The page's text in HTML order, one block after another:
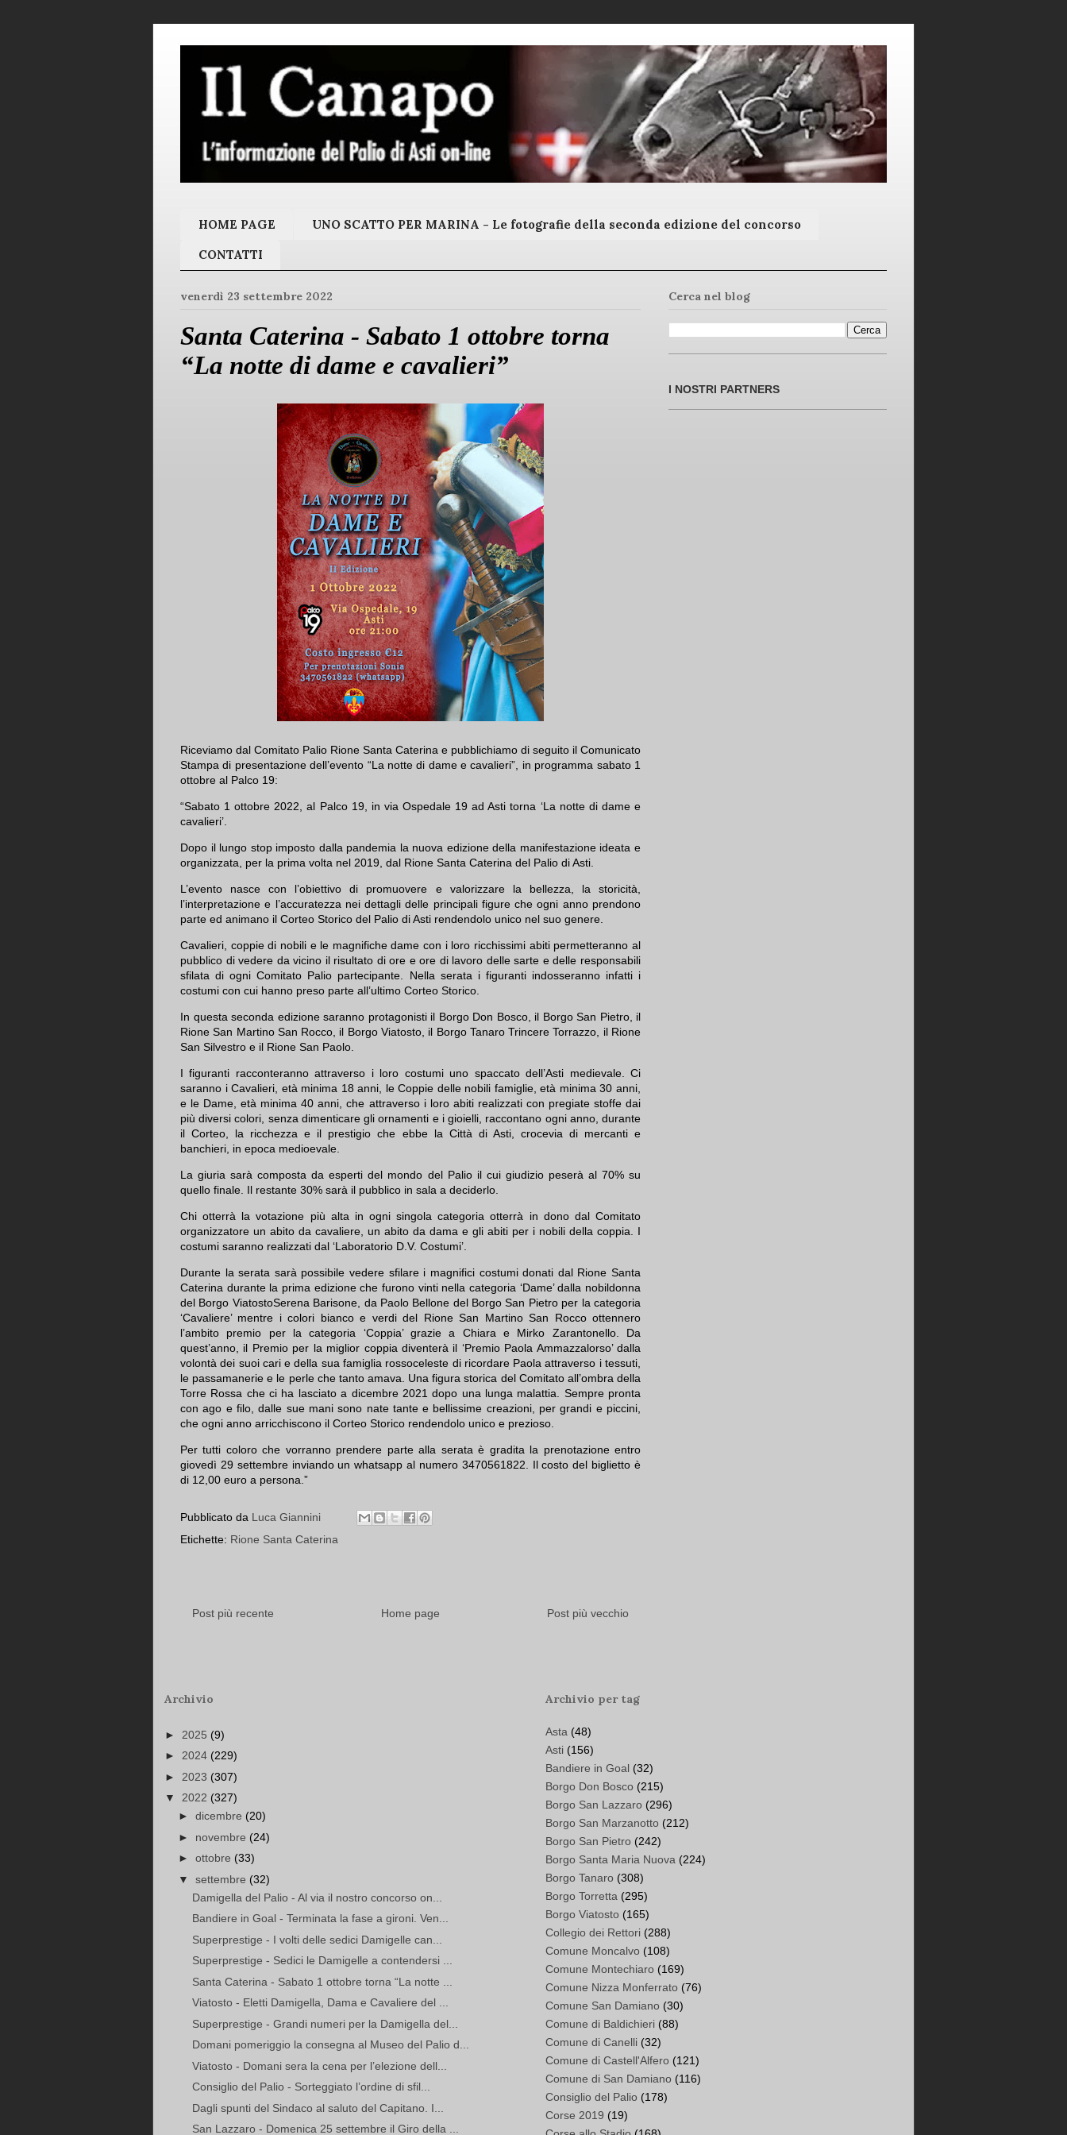
HOME PAGE UNO SCATTO PER MARINA - Le fotografie della seconda edizione del concorso
CONTATTI
venerdì 23 settembre 2022
Santa Caterina - Sabato 1 ottobre torna
“La notte di dame e cavalieri”
Riceviamo dal Comitato Palio Rione Santa Caterina e pubblichiamo di seguito il Comunicato
Stampa di presentazione dell’evento “La notte di dame e cavalieri”, in programma sabato 1
ottobre al Palco 19:
“Sabato 1 ottobre 2022, al Palco 19, in via Ospedale 19 ad Asti torna ‘La notte di dame e
cavalieri’.
Dopo il lungo stop imposto dalla pandemia la nuova edizione della manifestazione ideata e
organizzata, per la prima volta nel 2019, dal Rione Santa Caterina del Palio di Asti.
L’evento nasce con l’obiettivo di promuovere e valorizzare la bellezza, la storicità,
l’interpretazione e l’accuratezza nei dettagli delle principali figure che ogni anno prendono
parte ed animano il Corteo Storico del Palio di Asti rendendolo unico nel suo genere.
Cavalieri, coppie di nobili e le magnifiche dame con i loro ricchissimi abiti permetteranno al
pubblico di vedere da vicino il risultato di ore e ore di lavoro delle sarte e delle responsabili
sfilata di ogni Comitato Palio partecipante. Nella serata i figuranti indosseranno infatti i
costumi con cui hanno preso parte all’ultimo Corteo Storico.
In questa seconda edizione saranno protagonisti il Borgo Don Bosco, il Borgo San Pietro, il
Rione San Martino San Rocco, il Borgo Viatosto, il Borgo Tanaro Trincere Torrazzo, il Rione
San Silvestro e il Rione San Paolo.
I figuranti racconteranno attraverso i loro costumi uno spaccato dell’Asti medievale. Ci
saranno i Cavalieri, età minima 18 anni, le Coppie delle nobili famiglie, età minima 30 anni,
e le Dame, età minima 40 anni, che attraverso i loro abiti realizzati con pregiate stoffe dai
più diversi colori, senza dimenticare gli ornamenti e i gioielli, raccontano ogni anno, durante
il Corteo, la ricchezza e il prestigio che ebbe la Città di Asti, crocevia di mercanti e
banchieri, in epoca medioevale.
La giuria sarà composta da esperti del mondo del Palio il cui giudizio peserà al 70% su
quello finale. Il restante 30% sarà il pubblico in sala a deciderlo.
Chi otterrà la votazione più alta in ogni singola categoria otterrà in dono dal Comitato
organizzatore un abito da cavaliere, un abito da dama e gli abiti per i nobili della coppia. I
costumi saranno realizzati dal ‘Laboratorio D.V. Costumi’.
Durante la serata sarà possibile vedere sfilare i magnifici costumi donati dal Rione Santa
Caterina durante la prima edizione che furono vinti nella categoria ‘Dame’ dalla nobildonna
del Borgo ViatostoSerena Barisone, da Paolo Bellone del Borgo San Pietro per la categoria
‘Cavaliere’ mentre i colori bianco e verdi del Rione San Martino San Rocco ottennero
l’ambito premio per la categoria ‘Coppia’ grazie a Chiara e Mirko Zarantonello. Da
quest’anno, il Premio per la miglior coppia diventerà il ‘Premio Paola Ammazzalorso’ dalla
volontà dei suoi cari e della sua famiglia rossoceleste di ricordare Paola attraverso i tessuti,
le passamanerie e le perle che tanto amava. Una figura storica del Comitato all’ombra della
Torre Rossa che ci ha lasciato a dicembre 2021 dopo una lunga malattia. Sempre pronta
con ago e filo, dalle sue mani sono nate tante e bellissime creazioni, per grandi e piccini,
che ogni anno arricchiscono il Corteo Storico rendendolo unico e prezioso.
Per tutti coloro che vorranno prendere parte alla serata è gradita la prenotazione entro
giovedì 29 settembre inviando un whatsapp al numero 3470561822. Il costo del biglietto è
di 12,00 euro a persona.”
Pubblicato da Luca Giannini
Etichette: Rione Santa Caterina
Post più recente Post più vecchio
Home page
Cerca nel blog
I NOSTRI PARTNERS
Archivio
► 2025 (9)
► 2024 (229)
► 2023 (307)
▼ 2022 (327)
► dicembre (20)
► novembre (24)
► ottobre (33)
▼ settembre (32)
Damigella del Palio - Al via il nostro concorso on...
Bandiere in Goal - Terminata la fase a gironi. Ven...
Superprestige - I volti delle sedici Damigelle can...
Superprestige - Sedici le Damigelle a contendersi ...
Santa Caterina - Sabato 1 ottobre torna “La notte ...
Viatosto - Eletti Damigella, Dama e Cavaliere del ...
Superprestige - Grandi numeri per la Damigella del...
Domani pomeriggio la consegna al Museo del Palio d...
Viatosto - Domani sera la cena per l’elezione dell...
Consiglio del Palio - Sorteggiato l’ordine di sfil...
Dagli spunti del Sindaco al saluto del Capitano. I...
San Lazzaro - Domenica 25 settembre il Giro della ...
Archivio per tag
Asta (48)
Asti (156)
Bandiere in Goal (32)
Borgo Don Bosco (215)
Borgo San Lazzaro (296)
Borgo San Marzanotto (212)
Borgo San Pietro (242)
Borgo Santa Maria Nuova (224)
Borgo Tanaro (308)
Borgo Torretta (295)
Borgo Viatosto (165)
Collegio dei Rettori (288)
Comune Moncalvo (108)
Comune Montechiaro (169)
Comune Nizza Monferrato (76)
Comune San Damiano (30)
Comune di Baldichieri (88)
Comune di Canelli (32)
Comune di Castell'Alfero (121)
Comune di San Damiano (116)
Consiglio del Palio (178)
Corse 2019 (19)